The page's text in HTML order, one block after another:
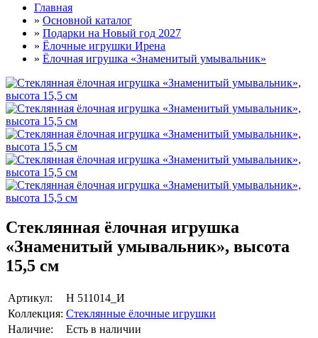
Главная
» Основной каталог
» Подарки на Новый год 2027
» Ёлочные игрушки Ирена
» Ёлочная игрушка «Знаменитый умывальник»
Стеклянная ёлочная игрушка
«Знаменитый умывальник», высота
15,5 см
Артикул:
Н 511014_И
Коллекция: Стеклянные ёлочные игрушки
Наличие:
Есть в наличии